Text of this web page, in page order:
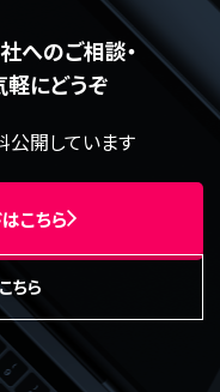
へのご相談・
にどうぞ
公開しています
こちら
ちら